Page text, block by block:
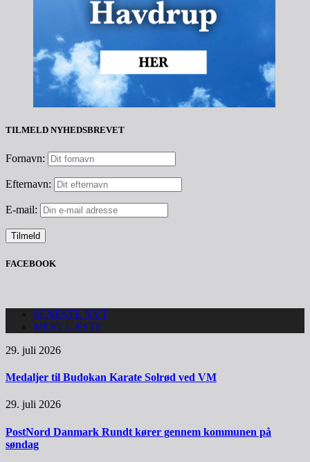
TILMELD NYHEDSBREVET
Fornavn:
Efternavn:
E-mail:
FACEBOOK
SENESTE NYT
MEST LÆSTE
29. juli 2026
Medaljer til Budokan Karate Solrød ved VM
29. juli 2026
PostNord Danmark Rundt kører gennem kommunen på
søndag